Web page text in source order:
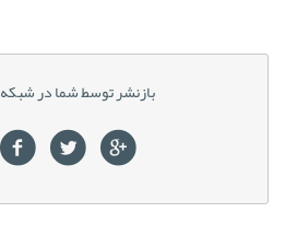
بازنشر توسط شما در